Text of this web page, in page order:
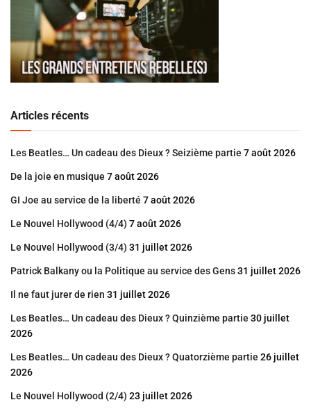
Articles récents
Les Beatles… Un cadeau des Dieux ? Seizième partie 7 août 2026
De la joie en musique 7 août 2026
GI Joe au service de la liberté 7 août 2026
Le Nouvel Hollywood (4/4) 7 août 2026
Le Nouvel Hollywood (3/4) 31 juillet 2026
Patrick Balkany ou la Politique au service des Gens31 juillet 2026
Il ne faut jurer de rien 31 juillet 2026
Les Beatles… Un cadeau des Dieux ? Quinzième partie 30 juillet
2026
Les Beatles… Un cadeau des Dieux ? Quatorzième partie 26 juillet
2026
Le Nouvel Hollywood (2/4) 23 juillet 2026